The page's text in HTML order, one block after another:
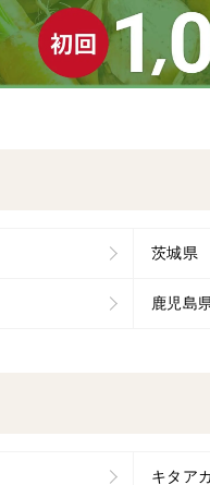
茨城県
鹿児島
キタア